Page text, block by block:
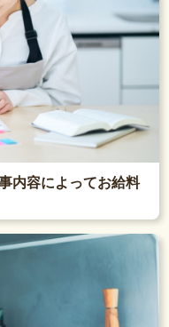
内容によってお給料